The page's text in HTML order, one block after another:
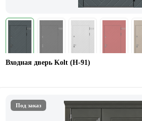
Входная дверь Kolt (Н-91)
Под заказ